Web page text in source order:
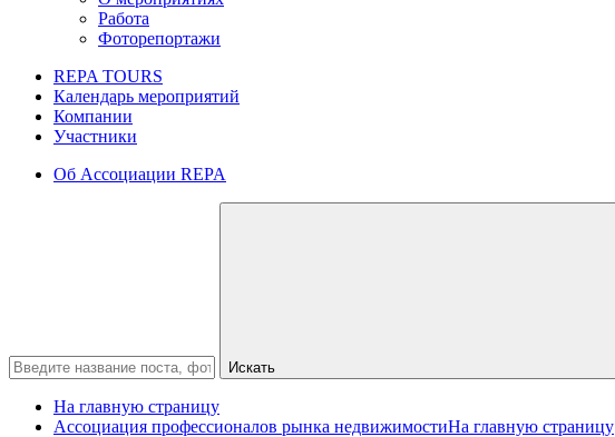
Работа
Фоторепортажи
REPA TOURS
Календарь мероприятий
Компании
Участники
Об Ассоциации REPA
Искать
На главную страницу
Ассоциация профессионалов рынка недвижимостиНа главную страницу